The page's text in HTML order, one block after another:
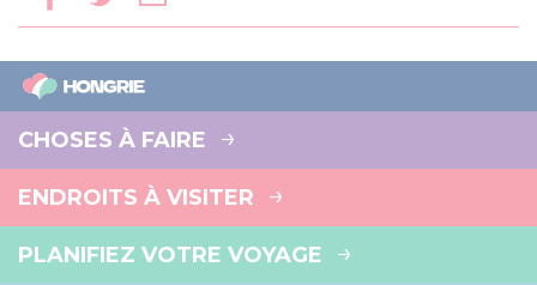
CHOSES À FAIRE
ENDROITS À VISITER
PLANIFIEZ VOTRE VOYAGE